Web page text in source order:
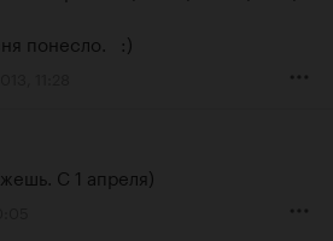
понесло.   :)
С 1 апреля)